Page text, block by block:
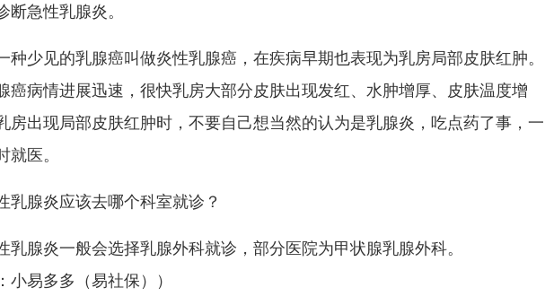
断急性乳腺炎。
少见的乳腺癌叫做炎性乳腺癌，在疾病早期也表现为乳房局部皮肤红肿。
癌病情进展迅速，很快乳房大部分皮肤出现发红、水肿增厚、皮肤温度增
房出现局部皮肤红肿时，不要自己想当然的认为是乳腺炎，吃点药了事，一
就医。
腺炎应该去哪个科室就诊？
腺炎一般会选择乳腺外科就诊，部分医院为甲状腺乳腺外科。
小易多多（易社保））